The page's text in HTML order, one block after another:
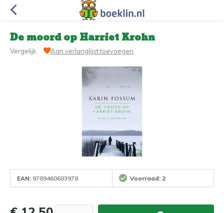
De moord op Harriet Krohn
Vergelijk Aan verlanglijst toevoegen
EAN: 9789460683978 Voorraad: 2